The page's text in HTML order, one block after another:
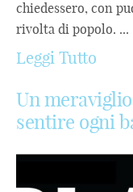
chiedessero, con
rivolta di popolo. ...
Leggi Tutto
Un
sentire ogni